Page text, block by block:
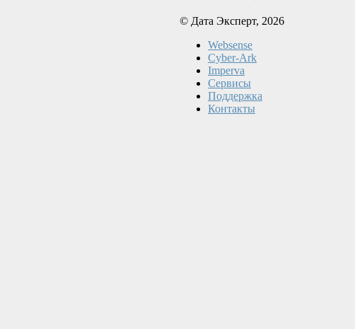
© Дата Эксперт, 2026
Websense
Cyber-Ark
Imperva
Сервисы
Поддержка
Контакты